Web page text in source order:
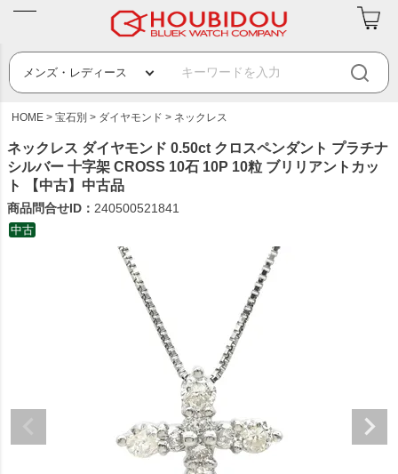
HOME 宝石別 ダイヤモンド ネックレス
ネックレス ダイヤモンド 0.50ct クロスペンダント プラチナ
シルバー 十字架 CROSS 10石 10P 10粒 ブリリアントカッ
ト 【中古】中古品
商品問合せID： 240500521841
中古